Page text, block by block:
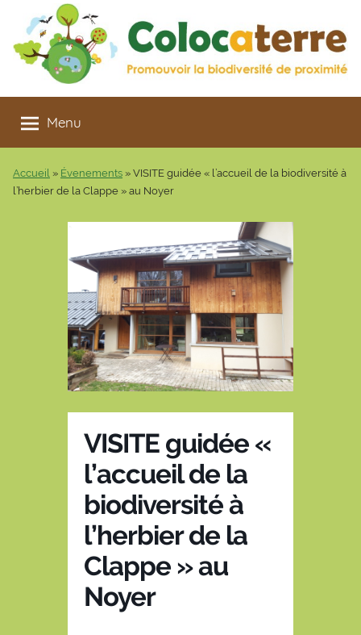
contenu
Colocaterre
Promouvoir
la
proximité
Menu
Accueil » Évenements » VISITE guidée « l’accueil de la biodiversité à
l’herbier de la Clappe » au Noyer
VISITE guidée «
l’accueil de la
biodiversité à
l’herbier de la
Clappe » au
Noyer